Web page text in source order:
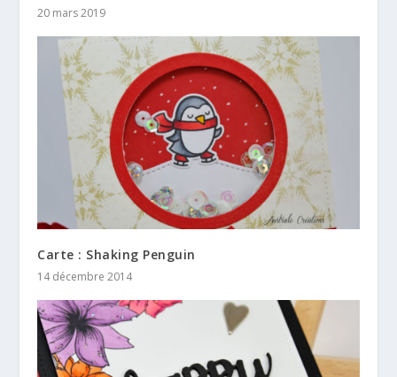
20 mars 2019
Carte : Shaking Penguin
14 décembre 2014